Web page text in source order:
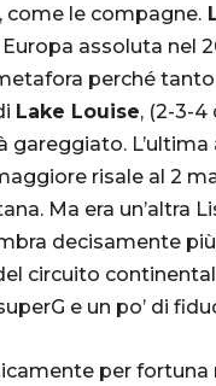
come le compagne.
assoluta nel
perché
Lake Louise, (2-3-4
gareggiato.
risale al 2
Ma era un’altra
decisamente
circuito
e un po’ di
per fortuna